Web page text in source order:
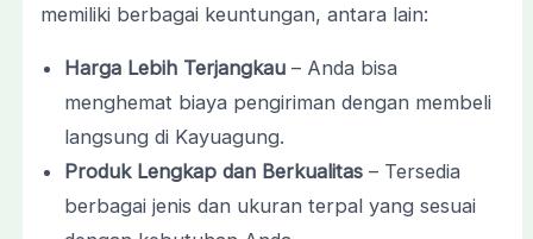
memiliki berbagai keuntungan, antara lain:
Harga Lebih Terjangkau– Anda bisa
menghemat biaya pengiriman dengan membeli
langsung di Kayuagung.
Produk Lengkap dan Berkualitas– Tersedia
berbagai jenis dan ukuran terpal yang sesuai